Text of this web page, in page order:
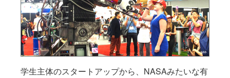
学生主体のスタートアップから、NASAみたいな有